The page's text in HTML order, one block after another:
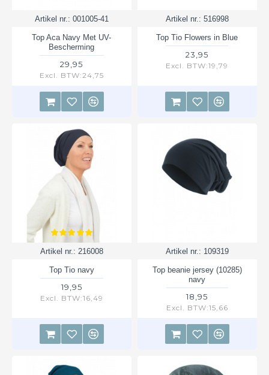
Artikel nr.: 001005-41
Top Aca Navy Met UV-
Bescherming
29,95
Excl. BTW:24,75
Artikel nr.: 516998
Top Tio Flowers in Blue
23,95
Excl. BTW:19,79
Artikel nr.: 216008
Top Tio navy
19,95
Excl. BTW:16,49
Artikel nr.: 109319
Top beanie jersey (10285)
navy
18,95
Excl. BTW:15,66